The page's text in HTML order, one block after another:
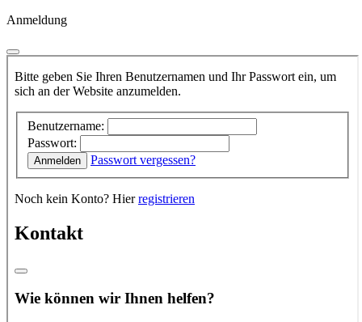
Anmeldung